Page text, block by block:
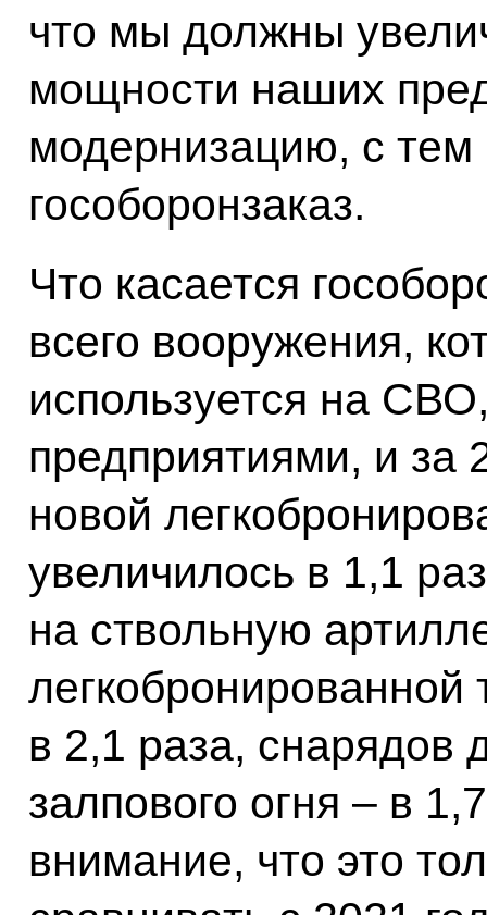
что мы должны
мощности наших
модернизацию, с тем
гособоронзаказ.
Что касается
всего вооружения,
используется на
предприятиями, и за
новой
увеличилось в 1,1
на ствольную
легкобронированной
в 2,1 раза, снарядов
залпового огня – в
внимание, что это